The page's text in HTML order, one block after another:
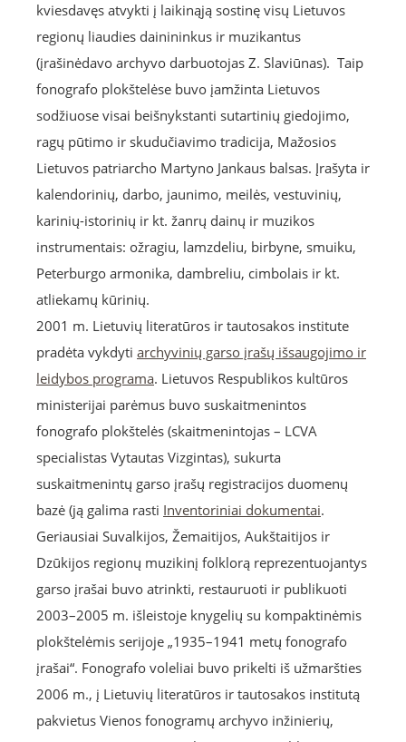
kviesdavęs atvykti į laikinąją sostinę visų Lietuvos
regionų liaudies dainininkus ir muzikantus
(įrašinėdavo archyvo darbuotojas Z. Slaviūnas). Taip
fonografo plokštelėse buvo įamžinta Lietuvos
sodžiuose visai beišnykstanti sutartinių giedojimo,
ragų pūtimo ir skudučiavimo tradicija, Mažosios
Lietuvos patriarcho Martyno Jankaus balsas. Įrašyta ir
kalendorinių, darbo, jaunimo, meilės, vestuvinių,
karinių-istorinių ir kt. žanrų dainų ir muzikos
instrumentais: ožragiu, lamzdeliu, birbyne, smuiku,
Peterburgo armonika, dambreliu, cimbolais ir kt.
atliekamų kūrinių.
2001 m. Lietuvių literatūros ir tautosakos institute
pradėta vykdyti archyvinių garso įrašų išsaugojimo ir
leidybos programa. Lietuvos Respublikos kultūros
ministerijai parėmus buvo suskaitmenintos
fonografo plokštelės (skaitmenintojas – LCVA
specialistas Vytautas Vizgintas), sukurta
suskaitmenintų garso įrašų registracijos duomenų
bazė (ją galima rasti Inventoriniai dokumentai.
Geriausiai Suvalkijos, Žemaitijos, Aukštaitijos ir
Dzūkijos regionų muzikinį folklorą reprezentuojantys
garso įrašai buvo atrinkti, restauruoti ir publikuoti
2003–2005 m. išleistoje knygelių su kompaktinėmis
plokštelėmis serijoje „1935–1941 metų fonografo
įrašai“. Fonografo voleliai buvo prikelti iš užmaršties
2006 m., į Lietuvių literatūros ir tautosakos institutą
pakvietus Vienos fonogramų archyvo inžinierių,